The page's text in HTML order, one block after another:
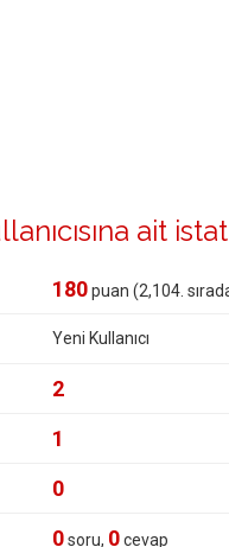
ait
180puan (2,104 .
Yeni Kullanıcı
2
1
0
0soru, 0cevap